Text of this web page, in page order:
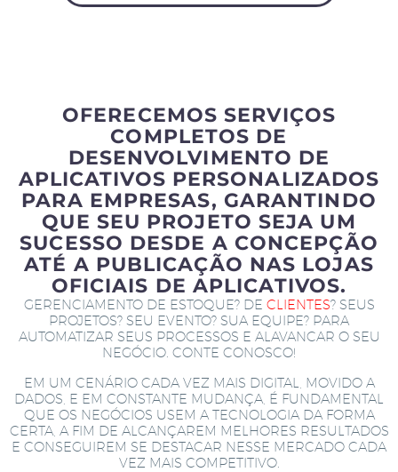
OFERECEMOS SERVIÇOS
COMPLETOS DE
DESENVOLVIMENTO DE
APLICATIVOS PERSONALIZADOS
PARA EMPRESAS, GARANTINDO
QUE SEU PROJETO SEJA UM
SUCESSO DESDE A CONCEPÇÃO
ATÉ A PUBLICAÇÃO NAS LOJAS
OFICIAIS DE APLICATIVOS.
GERENCIAMENTO DE ESTOQUE? DE CLIENTES? SEUS
PROJETOS? SEU EVENTO? SUA EQUIPE? PARA
AUTOMATIZAR SEUS PROCESSOS E ALAVANCAR O SEU
NEGÓCIO. CONTE CONOSCO!
EM UM CENÁRIO CADA VEZ MAIS DIGITAL, MOVIDO A
DADOS, E EM CONSTANTE MUDANÇA, É FUNDAMENTAL
QUE OS NEGÓCIOS USEM A TECNOLOGIA DA FORMA
CERTA, A FIM DE ALCANÇAREM MELHORES RESULTADOS
E CONSEGUIREM SE DESTACAR NESSE MERCADO CADA
VEZ MAIS COMPETITIVO.